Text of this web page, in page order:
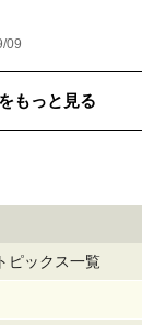
09
もっと見る
ピックス一覧